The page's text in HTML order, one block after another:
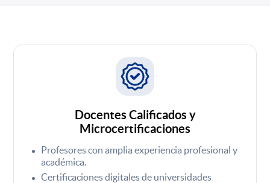
Docentes Calificados y
Microcertificaciones
Profesores con amplia experiencia profesional y
académica.
Certificaciones digitales de universidades